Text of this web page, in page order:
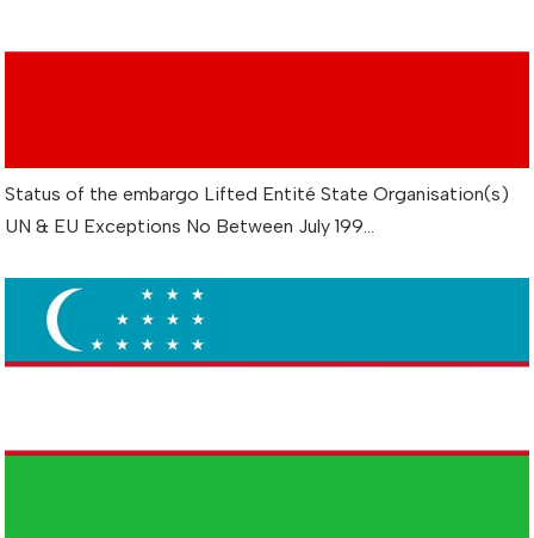
Status of the embargo Lifted Entité State Organisation(s)
UN & EU Exceptions No Between July 199…